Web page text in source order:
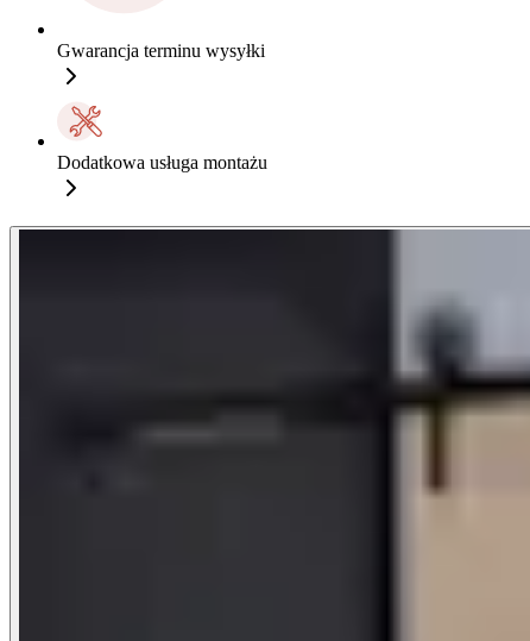
Gwarancja terminu wysyłki
Dodatkowa usługa montażu